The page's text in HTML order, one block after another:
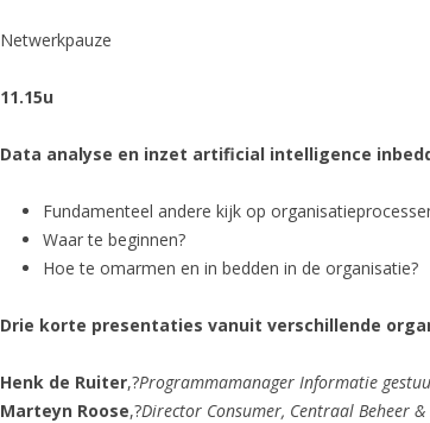
Netwerkpauze
11.15u
Data analyse en inzet artificial intelligence
Fundamenteel andere kijk op
Waar te beginnen?
Hoe te omarmen en in bedden in de organisatie?
Drie korte presentaties vanuit verschillende
Henk de Ruiter,?Programmamanager Informatie
Marteyn Roose,?Director Consumer, Centraal Beheer &